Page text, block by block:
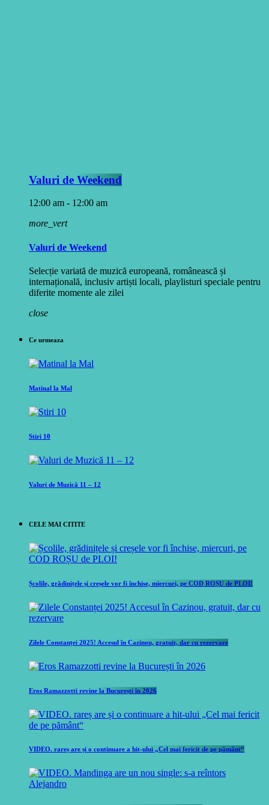
Valuri de Weekend
12:00 am - 12:00 am
more_vert
Valuri de Weekend
Selecție variată de muzică europeană, românească și
internațională, inclusiv artiști locali, playlisturi speciale pentru
diferite momente ale zilei
close
Ce urmeaza
Matinal la Mal
Stiri 10
Valuri de Muzică 11 – 12
CELE MAI CITITE
Școlile, grădinițele și creșele vor fi închise, miercuri, pe COD ROȘU de PLOI!
Zilele Constanței 2025! Accesul în Cazinou, gratuit, dar cu rezervare
Eros Ramazzotti revine la București în 2026
VIDEO. rareș are și o continuare a hit-ului „Cel mai fericit de pe pământ“